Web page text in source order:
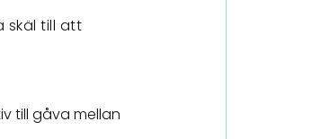
skäl till att
till gåva mellan